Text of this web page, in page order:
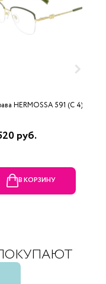
HERMOSSA 591 (C 4)
руб.
В КОРЗИНУ